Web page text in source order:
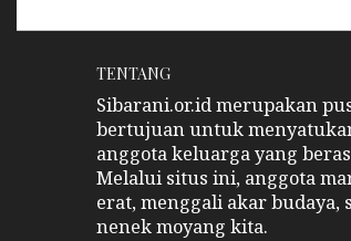
TENTANG
Sibarani.or.id merupakan
bertujuan untuk
anggota keluarga yang
Melalui situs ini, anggota
erat, menggali akar
nenek moyang kita.